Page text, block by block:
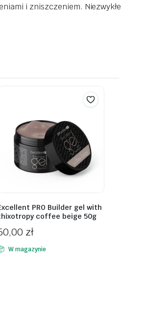
i zniszczeniem. Niezwykłe
PRO Builder gel with
coffee beige 50g
zł
W magazynie